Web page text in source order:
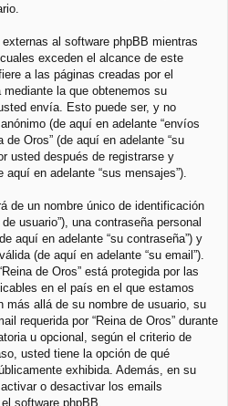
al software phpBB mientras
exceden el alcance de este
a las páginas creadas por el
la que obtenemos su
envía. Esto puede ser, y no
(de aquí en adelante “envíos
de Oros” (de aquí en adelante “su
usted después de registrarse y
en adelante “sus mensajes”).
de un nombre único de identificación
usuario”), una contraseña personal
aquí en adelante “su contraseña”) y
(de aquí en adelante “su email”).
de Oros” está protegida por las
en el país en el que estamos
más allá de su nombre de usuario, su
requerida por “Reina de Oros” durante
u opcional, según el criterio de
usted tiene la opción de qué
exhibida. Además, en su
o desactivar los emails
software phpBB.